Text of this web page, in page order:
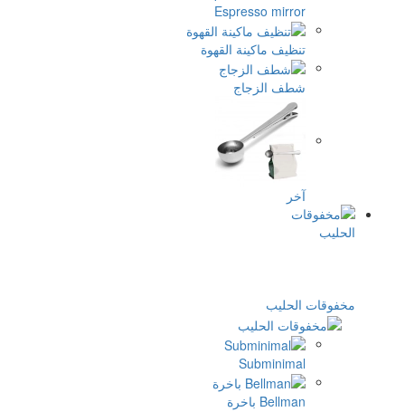
Espresso mirror
تنظيف ماكينة القهوة
شطف الزجاج
آخر
مخفوقات الحليب
Subminimal
Bellman باخرة